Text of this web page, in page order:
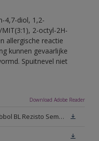
4,7-diol, 1,2-
2-octyl-2H-
allergische reactie
kunnen gevaarlijke
Spuitnevel niet
Download Adobe Reader
Technisch Informatieblad Rubbol BL Rezisto Semi-Gloss (New Livery) (PDF)